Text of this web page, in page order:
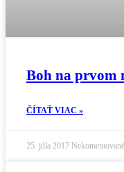
Boh na prvom
ČÍTAŤ VIAC »
25. júla 2017 Nekomentované